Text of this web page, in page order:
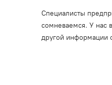
Специалисты
сомневаемся. У нас
другой информации